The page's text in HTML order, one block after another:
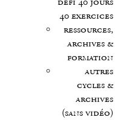
40 exercices
ressources,
archives &
formation
autres
cycles &
archives
(sans vidéo)